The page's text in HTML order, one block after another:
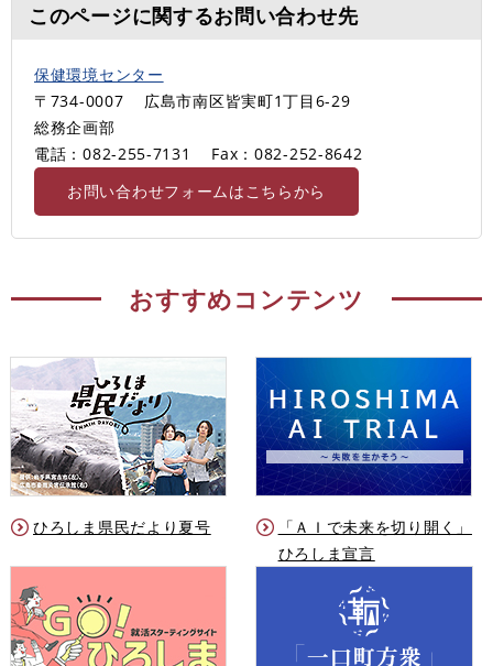
このページに関するお問い合わせ先
保健環境センター
〒734-0007
広島市南区皆実町1丁目6-29
総務企画部
電話：082-255-7131
Fax：082-252-8642
お問い合わせフォームはこちらから
おすすめコンテンツ
ひろしま県民だより夏号
「ＡＩで未来を切り開く」
ひろしま宣言